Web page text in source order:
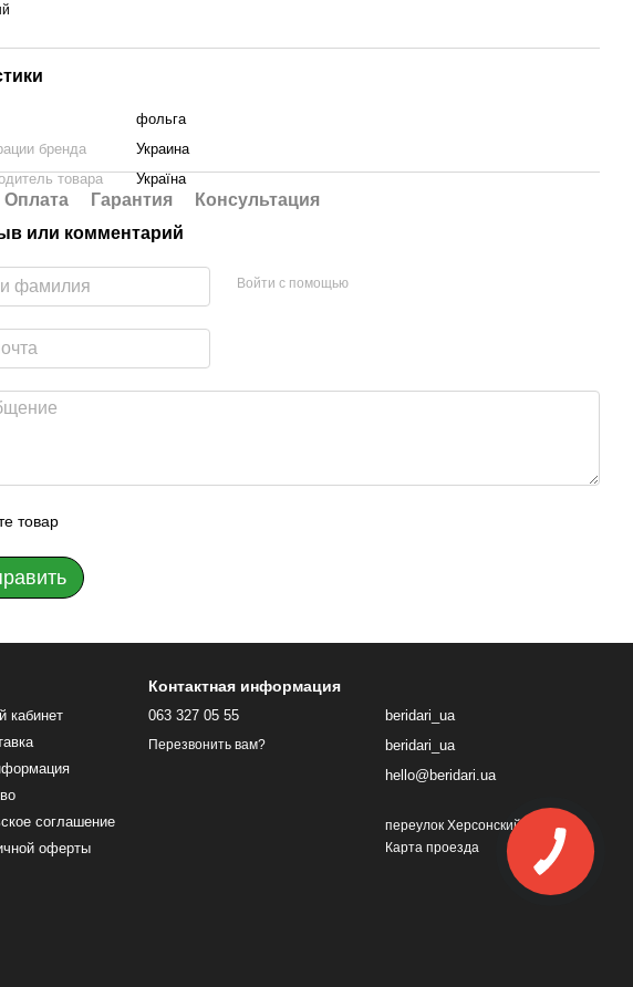
фольга
бренда
Украина
товара
Україна
Оплата Гарантия
Консультация
или комментарий
Войти с помощью
товар
кабинет
соглашение
оферты
Контактная информация
063 327 05 55
Перезвонить вам?
beridari_ua
beridari_ua
hello@beridari.ua
переулок Херсонский, 1
Карта проезда